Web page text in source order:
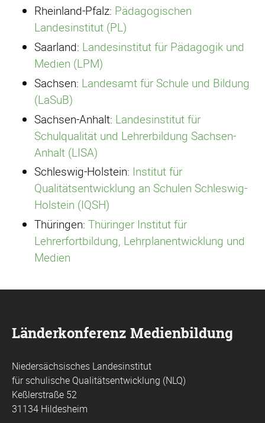
Rheinland-Pfalz: Pädagogischen
Landesinstitut (PL)
Saarland: Landesinstitut für Pädagogik und
Medien (LPM)
Sachsen: Landesamt für Schule und Bildung
(LaSuB)
Sachsen-Anhalt: Landesinstitut für
Schulqualität und Lehrerbildung Sachsen-
Anhalt (LISA)
Schleswig-Holstein: Institut für
Qualitätsentwicklung an Schulen Schleswig-
Holstein (IQSH)
Thüringen:Thüringer Institut für
Lehrerfortbildung, Lehrplanentwicklung und
Medien
Länderkonferenz Medienbildung
Niedersächsisches Landesinstitut
für schulische Qualitätsentwicklung (NLQ)
Keßlerstraße 52
31134 Hildesheim